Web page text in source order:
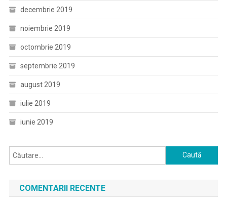
decembrie 2019
noiembrie 2019
octombrie 2019
septembrie 2019
august 2019
iulie 2019
iunie 2019
Caută
după:
COMENTARII RECENTE